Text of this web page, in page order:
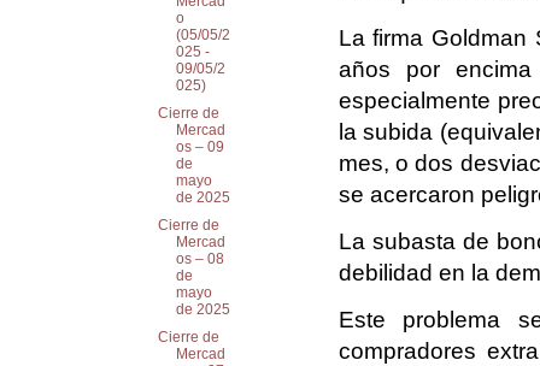
La firma
años por
especialmente
la subida
mes, o dos
se acercaron
La subasta de
debilidad en la
Este problema
compradores
o
(05/05/2
025 -
09/05/2
025)
Cierre de
Mercad
os – 09
de
mayo
de 2025
Cierre de
Mercad
os – 08
de
mayo
de 2025
Cierre de
Mercad